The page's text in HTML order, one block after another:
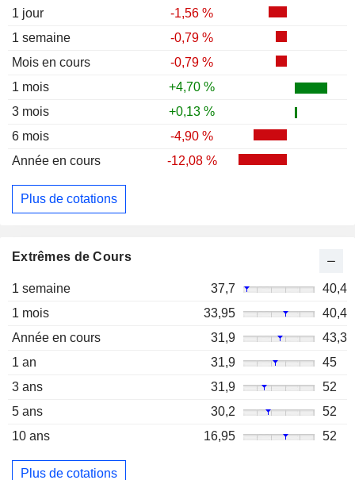
1 jour
-1,56 %
1 semaine
-0,79 %
Mois en cours
-0,79 %
1 mois
+4,70 %
3 mois
+0,13 %
6 mois
-4,90 %
Année en cours
-12,08 %
Plus de cotations
Extrêmes de Cours
1 semaine 37,7
40,4
1 mois
33,95
40,4
Année en cours
31,9
43,3
1 an
31,9
45
3 ans
31,9
52
5 ans
30,2
52
10 ans
16,95 52
Plus de cotations